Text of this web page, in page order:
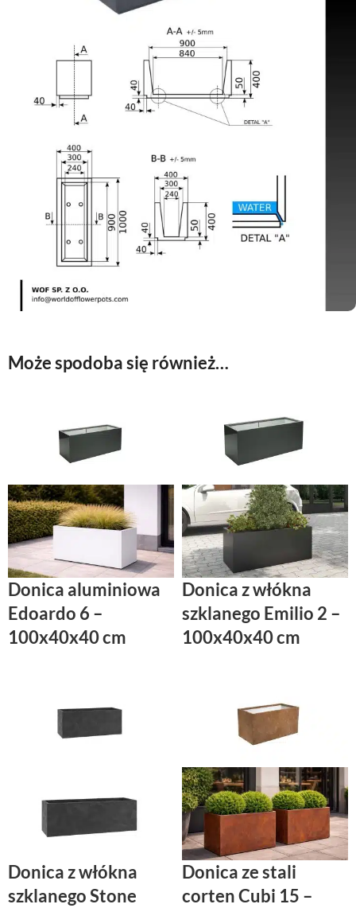
Może spodoba się również…
Donica aluminiowa
Edoardo 6 –
100x40x40 cm
Donica z włókna
szklanego Emilio 2 –
100x40x40 cm
Donica z włókna
szklanego Stone
Donica ze stali
corten Cubi 15 –